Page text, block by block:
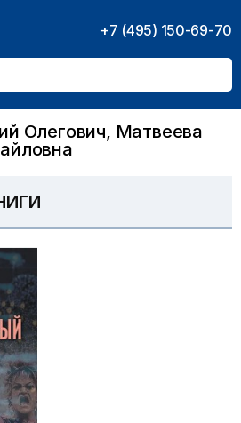
+7 (495) 150-69-70
Олегович, Матвеева